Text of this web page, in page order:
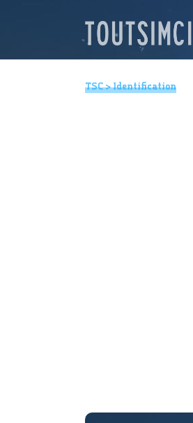
TSC> Identification